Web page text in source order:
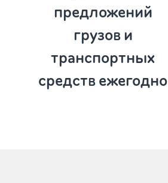
предложений
грузов и
транспортных
средств ежегодно